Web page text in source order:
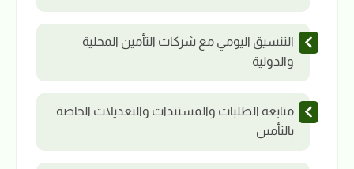
التنسيق اليومي مع شركات التأمين المحلية
والدولية
متابعة الطلبات والمستندات والتعديلات الخاصة
بالتأمين